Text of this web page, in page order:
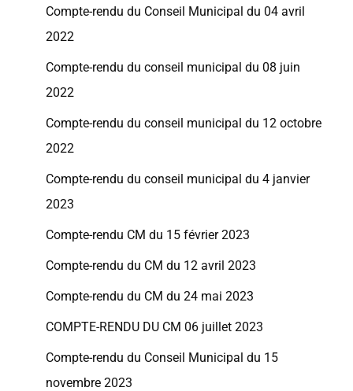
Compte-rendu du Conseil Municipal du 04 avril
2022
Compte-rendu du conseil municipal du 08 juin
2022
Compte-rendu du conseil municipal du 12 octobre
2022
Compte-rendu du conseil municipal du 4 janvier
2023
Compte-rendu CM du 15 février 2023
Compte-rendu du CM du 12 avril 2023
Compte-rendu du CM du 24 mai 2023
COMPTE-RENDU DU CM 06 juillet 2023
Compte-rendu du Conseil Municipal du 15
novembre 2023